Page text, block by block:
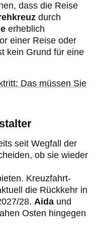
dass die Reise
durch
erheblich
einer Reise oder
kein Grund für eine
Das müssen Sie
seit Wegfall der
ob sie wieder
Kreuzfahrt-
die Rückkehr in
28. Aida und
Osten hingegen